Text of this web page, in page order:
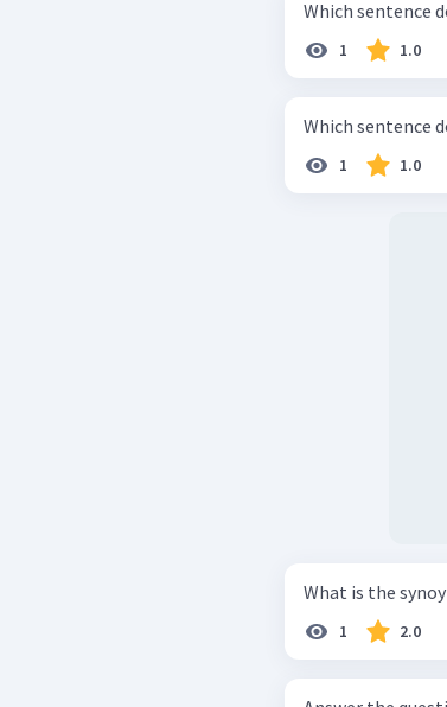
Which sentence
1 1.0
Which sentence
1 1.0
What is the
1 2.0